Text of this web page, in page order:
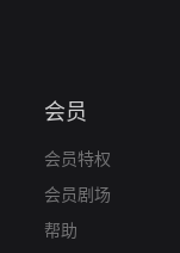
会员
会员特权
会员剧场
帮助